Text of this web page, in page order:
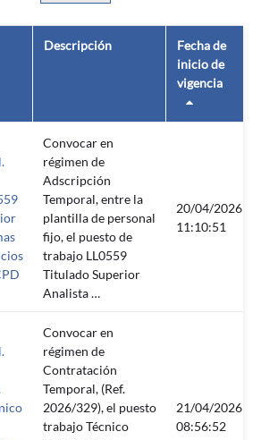
Descripción
Fecha de
inicio de
vigencia
Convocar en
régimen de
Adscripción
Temporal, entre la
plantilla de personal
fijo, el puesto de
trabajo LL0559
Titulado Superior
Analista …
20/04/2026
11:10:51
Convocar en
régimen de
Contratación
Temporal, (Ref.
2026/329), el puesto
trabajo Técnico
21/04/2026
08:56:52